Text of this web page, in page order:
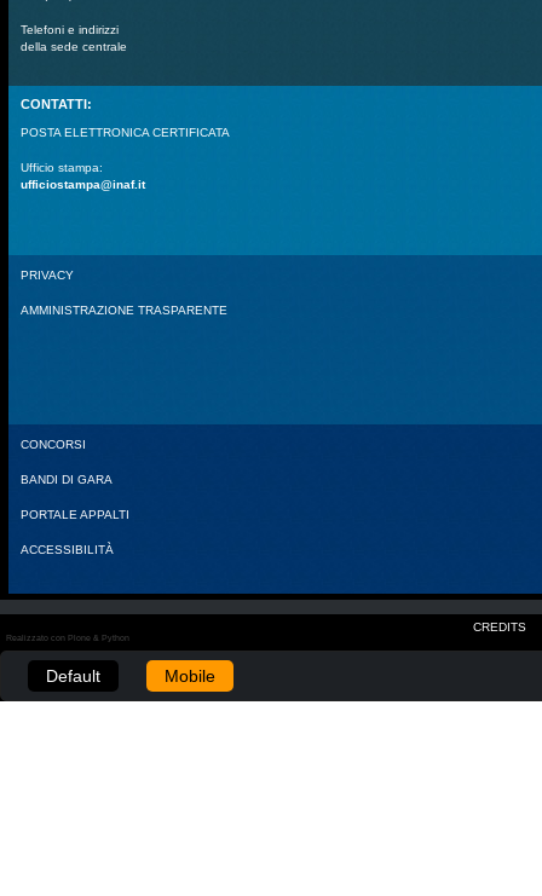
Telefoni e indirizzi
della sede centrale
CONTATTI:
POSTA ELETTRONICA CERTIFICATA
Ufficio stampa:
ufficiostampa@inaf.it
PRIVACY
AMMINISTRAZIONE TRASPARENTE
CONCORSI
BANDI DI GARA
PORTALE APPALTI
ACCESSIBILITÀ
CREDITS
Realizzato con Plone & Python
Default Mobile